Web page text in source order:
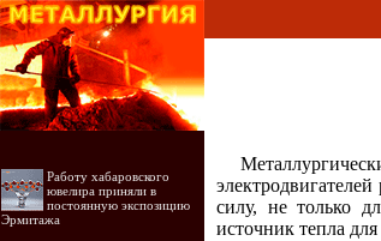
Работу хабаровского
ювелира приняли в
постоянную экспозицию
Эрмитажа
силу, не только
источник тепла